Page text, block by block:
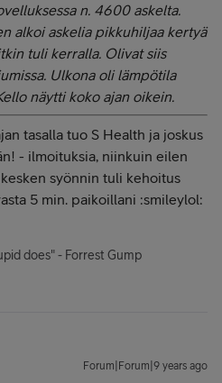
n. 4600 askelta.
alkoi askelia pikkuhiljaa kertyä
tuli kerralla. Olivat siis
Ulkona oli lämpötila
näytti koko ajan oikein.
tasalla tuo S Health ja joskus
- ilmoituksia, niinkuin eilen
syönnin tuli kehoitus
5 min. paikoillani :smileylol:
does" - Forrest Gump
Forum|Forum|9 years ago